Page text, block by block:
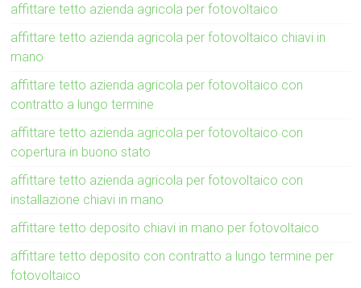
affittare tetto azienda agricola per fotovoltaico
affittare tetto azienda agricola per fotovoltaico chiavi in
mano
affittare tetto azienda agricola per fotovoltaico con
contratto a lungo termine
affittare tetto azienda agricola per fotovoltaico con
copertura in buono stato
affittare tetto azienda agricola per fotovoltaico con
installazione chiavi in mano
affittare tetto deposito chiavi in mano per fotovoltaico
affittare tetto deposito con contratto a lungo termine per
fotovoltaico